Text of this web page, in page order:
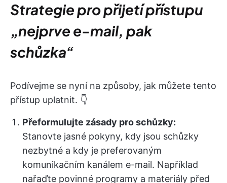
Strategie pro přijetí přístupu
„nejprve e-mail, pak
schůzka“
Podívejme se nyní na způsoby, jak můžete tento
přístup uplatnit. 👇
Přeformulujte zásady pro schůzky:
Stanovte jasné pokyny, kdy jsou schůzky
nezbytné a kdy je preferovaným
komunikačním kanálem e-mail. Například
nařaďte povinné programy a materiály před